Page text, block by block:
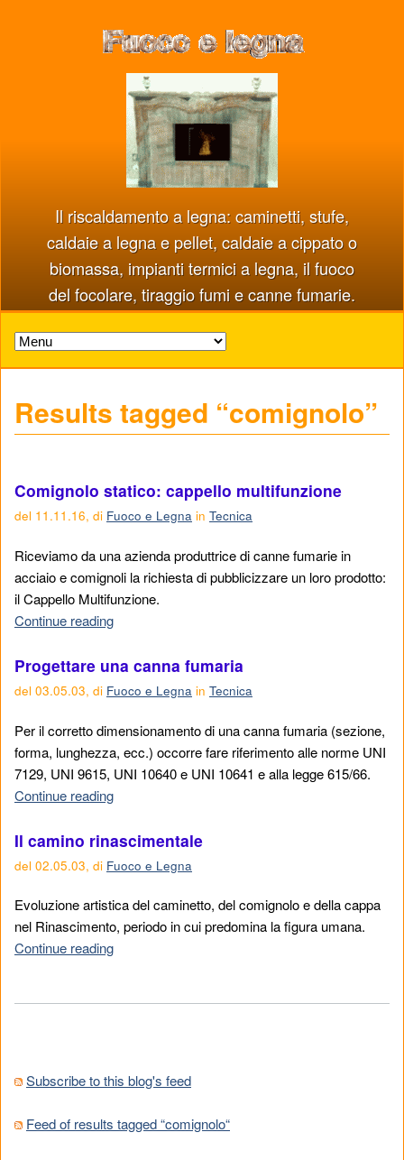
Il riscaldamento a legna: caminetti, stufe,
caldaie a legna e pellet, caldaie a cippato o
biomassa, impianti termici a legna, il fuoco
del focolare, tiraggio fumi e canne fumarie.
Results tagged “comignolo”
Comignolo statico: cappello multifunzione
del 11.11.16, di Fuoco e Legna in Tecnica
Riceviamo da una azienda produttrice di canne fumarie in
acciaio e comignoli la richiesta di pubblicizzare un loro prodotto:
il Cappello Multifunzione.
Continue reading
Progettare una canna fumaria
del 03.05.03, di Fuoco e Legna in Tecnica
Per il corretto dimensionamento di una canna fumaria (sezione,
forma, lunghezza, ecc.) occorre fare riferimento alle norme UNI
7129, UNI 9615, UNI 10640 e UNI 10641 e alla legge 615/66.
Continue reading
Il camino rinascimentale
del 02.05.03, di Fuoco e Legna
Evoluzione artistica del caminetto, del comignolo e della cappa
nel Rinascimento, periodo in cui predomina la figura umana.
Continue reading
Subscribe to this blog's feed
Feed of results tagged “comignolo“